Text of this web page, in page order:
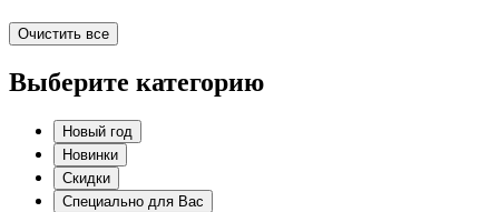
Очистить все
Выберите категорию
Новый год
Новинки
Скидки
Специально для Вас